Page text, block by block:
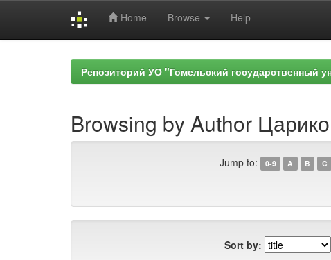
Home Browse Help
Репозиторий УО "Гомельский государственный
Browsing by Author
Jump to: 0-9 A B C
Sort by: